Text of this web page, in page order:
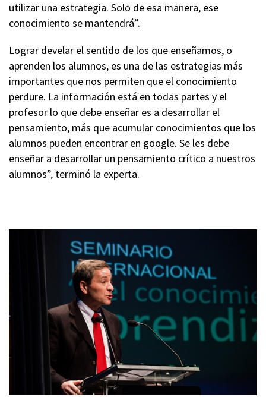
utilizar una estrategia. Solo de esa manera, ese
conocimiento se mantendrá”.
Lograr develar el sentido de los que enseñamos, o
aprenden los alumnos, es una de las estrategias más
importantes que nos permiten que el conocimiento
perdure. La información está en todas partes y el
profesor lo que debe enseñar es a desarrollar el
pensamiento, más que acumular conocimientos que los
alumnos pueden encontrar en google. Se les debe
enseñar a desarrollar un pensamiento crítico a nuestros
alumnos”, terminó la experta.